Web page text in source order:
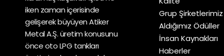
iken zaman içerisinde
gelişerek büyüyen Atiker
Metal A.Ş. üretim konusunu
önce oto LPG tankları
Grup Şirketlerimiz
Aldığımız Ödüller
İnsan Kaynakları
Haberler